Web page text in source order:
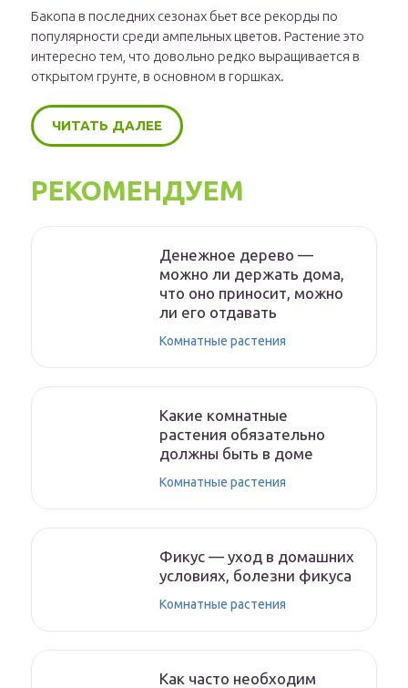
Бакопа в последних сезонах бьет все рекорды по
популярности среди ампельных цветов. Растение это
интересно тем, что довольно редко выращивается в
открытом грунте, в основном в горшках.
ЧИТАТЬ ДАЛЕЕ
РЕКОМЕНДУЕМ
Денежное дерево —
можно ли держать дома,
что оно приносит, можно
ли его отдавать
Комнатные растения
Какие комнатные
растения обязательно
должны быть в доме
Комнатные растения
Фикус — уход в домашних
условиях, болезни фикуса
Комнатные растения
Как часто необходим